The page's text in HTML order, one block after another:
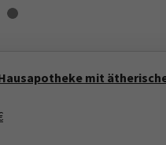
Loading...
mit